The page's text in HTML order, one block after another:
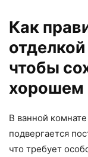
Как
чтобы
хорошем
В ванной
подвергается
что требует